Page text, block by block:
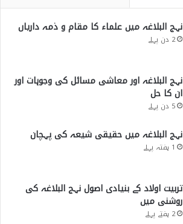
نہج البلاغہ میں علماء کا مقام و ذمہ داریاں
2 دن پہلے
نہج البلاغہ اور معاشی مسائل کی وجوہات اور
ان کا حل
5 دن پہلے
نہج البلاغہ میں حقیقی شیعہ کی پہچان
1 ہفتہ پہلے
تربیت اولاد کے بنیادی اصول نہج البلاغہ کی
روشنی میں
2 ہفتے پہلے